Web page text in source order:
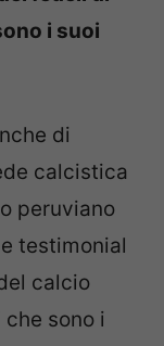
i suoi
di
calcistica
peruviano
testimonial
calcio
sono i